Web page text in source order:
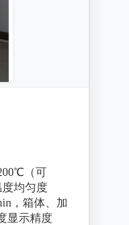
（可
均匀度
，箱体、加
显示精度